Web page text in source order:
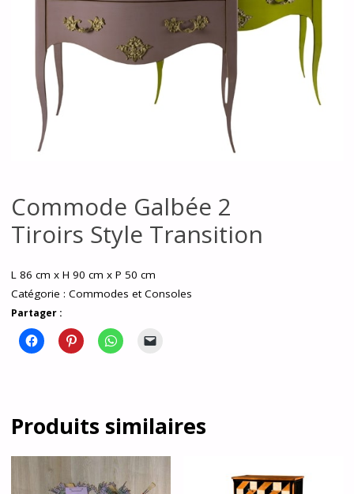
Commode Galbée 2
Tiroirs Style Transition
L 86 cm x H 90 cm x P 50 cm
Catégorie : Commodes et Consoles
Partager :
Produits similaires